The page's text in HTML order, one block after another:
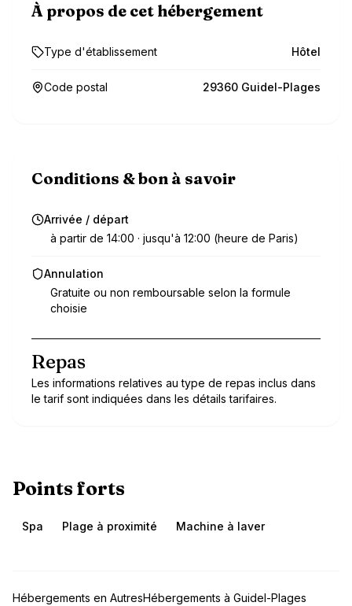
À propos de cet hébergement
Type d'établissement Hôtel
Code postal 29360 Guidel-Plages
Conditions & bon à savoir
Arrivée / départ
à partir de 14:00 · jusqu'à 12:00 (heure de Paris)
Annulation
Gratuite ou non remboursable selon la formule
choisie
Repas
Les informations relatives au type de repas inclus dans
le tarif sont indiquées dans les détails tarifaires.
Points forts
Spa Plage à proximité Machine à laver
Hébergements en AutresHébergements à Guidel-Plages